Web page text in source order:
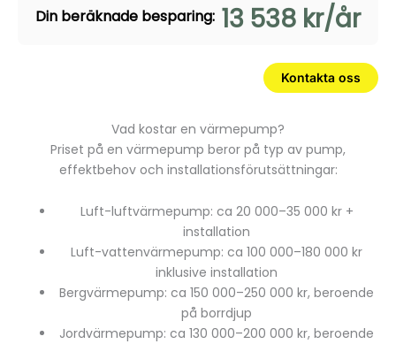
Din beräknade besparing: 13 538 kr/år
Kontakta oss
Vad kostar en värmepump?
Priset på en värmepump beror på typ av pump,
effektbehov och installationsförutsättningar:
Luft-luftvärmepump: ca 20 000–35 000 kr +
installation
Luft-vattenvärmepump: ca 100 000–180 000 kr
inklusive installation
Bergvärmepump: ca 150 000–250 000 kr, beroende
på borrdjup
Jordvärmepump: ca 130 000–200 000 kr, beroende